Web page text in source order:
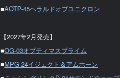
■AOTP-45ヘラルドオブユニクロン
【2027年2月発売】
■OG-03オプティマスプライム
■MPG-24イジェクト＆アムホーン